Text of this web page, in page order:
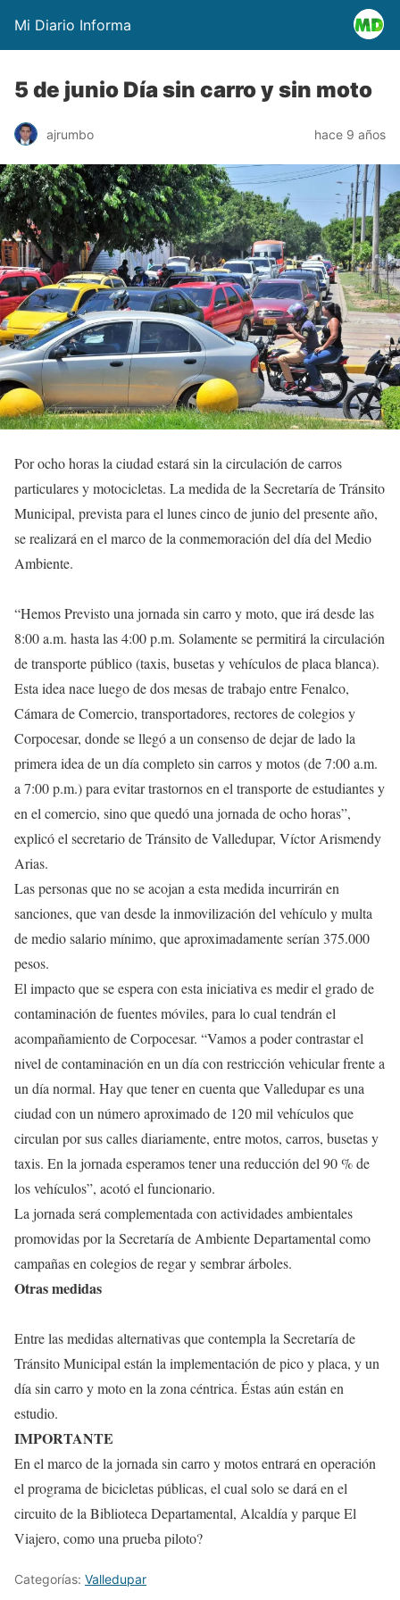
Mi Diario Informa
5 de junio Día sin carro y sin moto
ajrumbo hace 9 años
Por ocho horas la ciudad estará sin la circulación de carros
particulares y motocicletas. La medida de la Secretaría de Tránsito
Municipal, prevista para el lunes cinco de junio del presente año,
se realizará en el marco de la conmemoración del día del Medio
Ambiente.
“Hemos Previsto una jornada sin carro y moto, que irá desde las
8:00 a.m. hasta las 4:00 p.m. Solamente se permitirá la circulación
de transporte público (taxis, busetas y vehículos de placa blanca).
Esta idea nace luego de dos mesas de trabajo entre Fenalco,
Cámara de Comercio, transportadores, rectores de colegios y
Corpocesar, donde se llegó a un consenso de dejar de lado la
primera idea de un día completo sin carros y motos (de 7:00 a.m.
a 7:00 p.m.) para evitar trastornos en el transporte de estudiantes y
en el comercio, sino que quedó una jornada de ocho horas”,
explicó el secretario de Tránsito de Valledupar, Víctor Arismendy
Arias.
Las personas que no se acojan a esta medida incurrirán en
sanciones, que van desde la inmovilización del vehículo y multa
de medio salario mínimo, que aproximadamente serían 375.000
pesos.
El impacto que se espera con esta iniciativa es medir el grado de
contaminación de fuentes móviles, para lo cual tendrán el
acompañamiento de Corpocesar. “Vamos a poder contrastar el
nivel de contaminación en un día con restricción vehicular frente a
un día normal. Hay que tener en cuenta que Valledupar es una
ciudad con un número aproximado de 120 mil vehículos que
circulan por sus calles diariamente, entre motos, carros, busetas y
taxis. En la jornada esperamos tener una reducción del 90 % de
los vehículos”, acotó el funcionario.
La jornada será complementada con actividades ambientales
promovidas por la Secretaría de Ambiente Departamental como
campañas en colegios de regar y sembrar árboles.
Otras medidas
Entre las medidas alternativas que contempla la Secretaría de
Tránsito Municipal están la implementación de pico y placa, y un
día sin carro y moto en la zona céntrica. Éstas aún están en
estudio.
IMPORTANTE
En el marco de la jornada sin carro y motos entrará en operación
el programa de bicicletas públicas, el cual solo se dará en el
circuito de la Biblioteca Departamental, Alcaldía y parque El
Viajero, como una prueba piloto?
Categorías: Valledupar